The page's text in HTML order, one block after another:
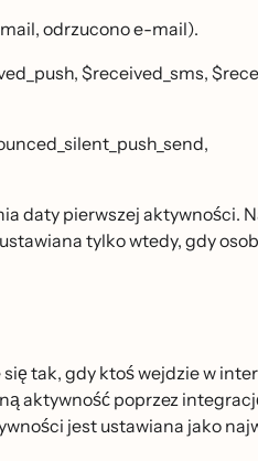
odrzucono e-mail).
$received_sms,
daty pierwszej aktywności.
tylko wtedy, gdy
tak, gdy ktoś wejdzie w
aktywność poprzez
jest ustawiana jako